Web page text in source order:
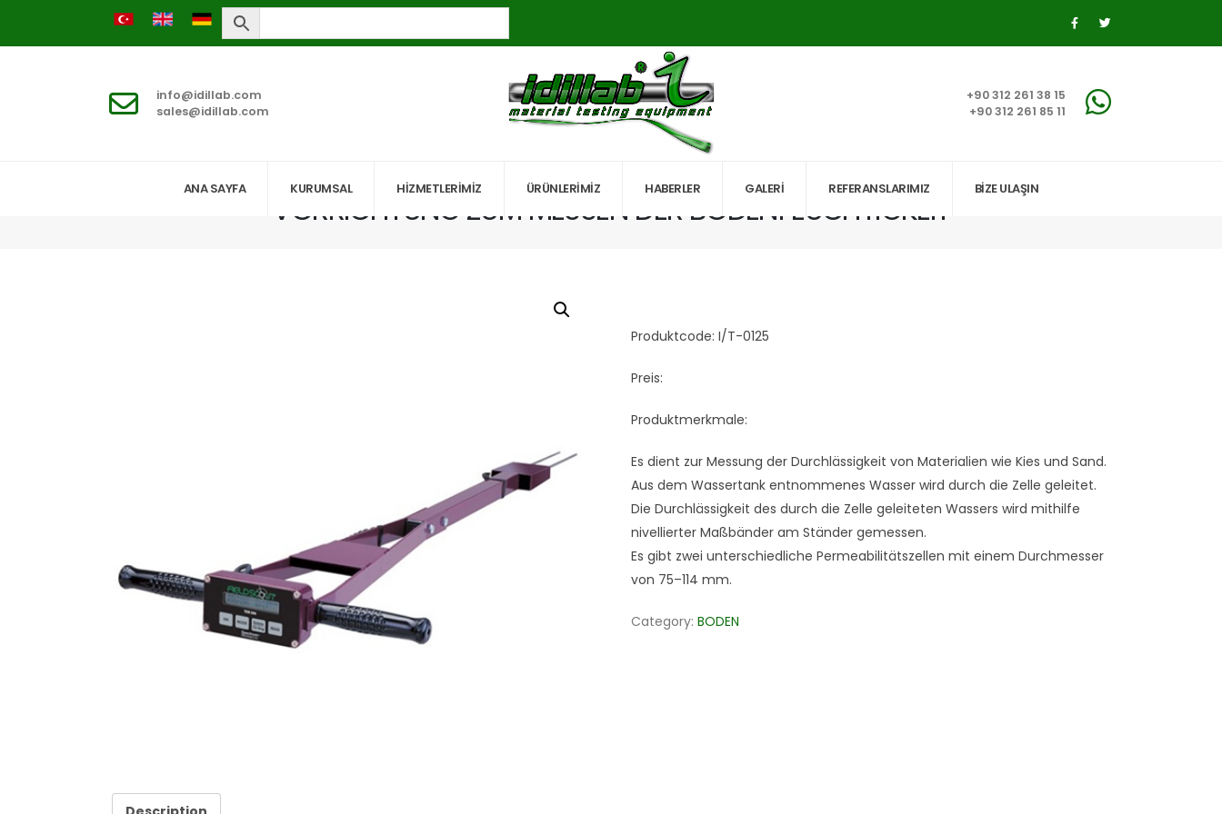
info@idillab.com
sales@idillab.com
+90 312 261 38 15
+90 312 261 85 11
ANA SAYFA KURUMSAL HİZMETLERİMİZ ÜRÜNLERİMİZ HABERLER GALERİ REFERANSLARIMIZ BİZE ULAŞIN
VORRICHTUNG ZUM MESSEN DER BODENFEUCHTIGKEIT
VORRICHTUNG ZUM MESSEN DER BODENFEUCHTIGKEIT
Produktcode: I/T-0125
Preis:
Produktmerkmale:
Es dient zur Messung der Durchlässigkeit von Materialien wie Kies und Sand.
Aus dem Wassertank entnommenes Wasser wird durch die Zelle geleitet.
Die Durchlässigkeit des durch die Zelle geleiteten Wassers wird mithilfe
nivellierter Maßbänder am Ständer gemessen.
Es gibt zwei unterschiedliche Permeabilitätszellen mit einem Durchmesser
von 75–114 mm.
Category:BODEN